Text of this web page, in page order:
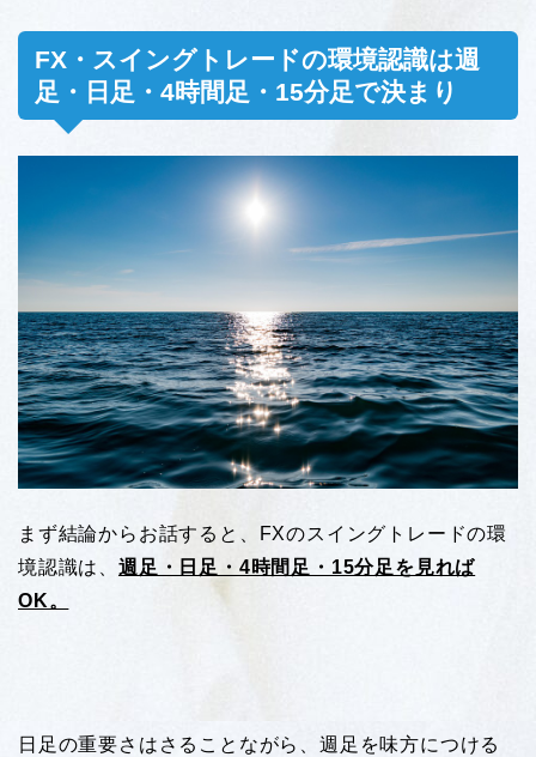
FX・スイングトレードの環境認識は週
足・日足・4時間足・15分足で決まり
まず結論からお話すると、FXのスイングトレードの環
境認識は、 週足・日足・4時間足・15分足を見れば
OK。
日足の重要さはさることながら、週足を味方につける